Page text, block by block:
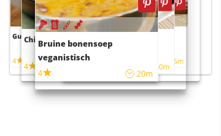
Guacamole
4
Chili con carne
4 45m
Bruine bonensoep
veganistisch
4
20m
Sushi rijstsalade
maaltijdsalade
40m
4 55m